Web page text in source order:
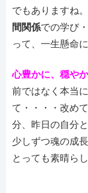
でもありますね。
間関係での学び
って、一生懸命
心豊かに、穏や
前ではなく本当に
て・・・・改め
分、昨日の自分
少しずつ魂の成
とっても素晴ら